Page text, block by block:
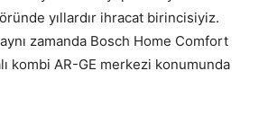
yıllardır ihracat birincisiyiz.
zamanda Bosch Home Comfort
kombi AR-GE merkezi konumunda